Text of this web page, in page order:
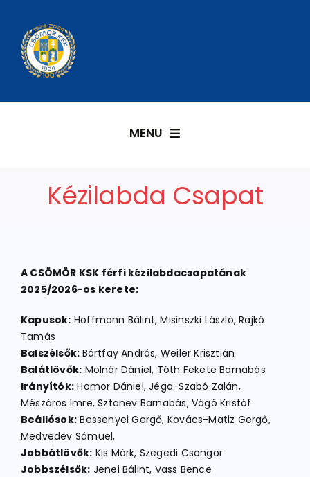
MENU
KÉZILABDA
ATLÉTIKA
KERÉKPÁR
EGYÉB SPORTÁGAK
Kézilabda Csapat
A CSÖMÖR KSK férfi kézilabdacsapatának
2025/2026-os kerete:
Kapusok: Hoffmann Bálint, Misinszki László, Rajkó
Tamás
Balszélsők: Bártfay András, Weiler Krisztián
Balátlövők: Molnár Dániel, Tóth Fekete Barnabás
Irányítók: Homor Dániel, Jéga-Szabó Zalán,
Mészáros Imre, Sztanev Barnabás, Vágó Kristóf
Beállósok: Bessenyei Gergő, Kovács-Matiz Gergő,
Medvedev Sámuel,
Jobbátlövők: Kis Márk, Szegedi Csongor
Jobbszélsők: Jenei Bálint, Vass Bence